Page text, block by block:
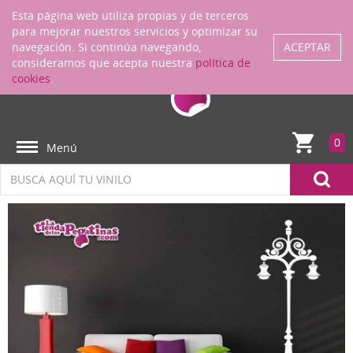
ENTRAR
Menú 0
Esta página web utiliza propias y de terceros
para mejorar nuestros servicios y optimizar su
navegación. Si continúa navegando,
consideramos que acepta nuestra política de
cookies.
ACEPTAR